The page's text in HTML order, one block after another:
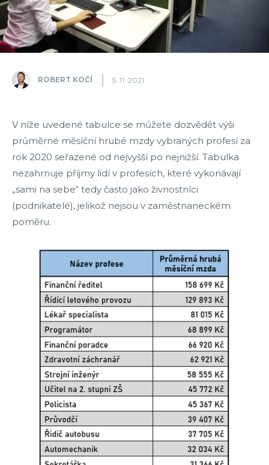
ROBERT KOČÍ 5. 11. 2021
V níže uvedené tabulce se můžete dozvědět výši
průměrné měsíční hrubé mzdy vybraných profesí za
rok 2020 seřazené od nejvyšší po nejnižší. Tabulka
nezahrnuje příjmy lidí v profesích, které vykonávají
„sami na sebe“ tedy často jako živnostníci
(podnikatelé), jelikož nejsou v zaměstnaneckém
poměru.